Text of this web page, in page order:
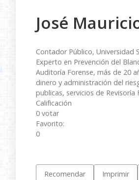
José
Contador Público, Universidad
Experto en Prevención del
Auditoría Forense, más de 20
dinero y administración del
publicas, servicios de
Calificación
0 votar
Favorito:
0
Recomendar
Imprimir